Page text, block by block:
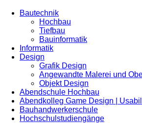
Bautechnik
Hochbau
Tiefbau
Bauinformatik
Informatik
Design
Grafik Design
Angewandte Malerei und
Objekt Design
Abendschule Hochbau
Abendkolleg Game Design |
Bauhandwerkerschule
Hochschulstudiengänge